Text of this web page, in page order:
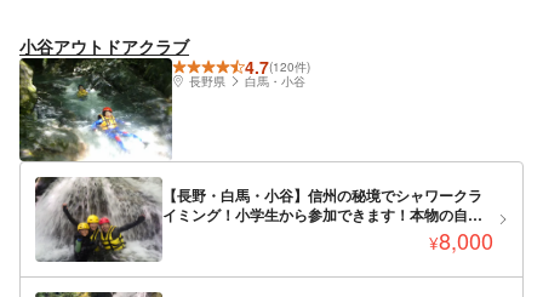
小谷アウトドアクラブ
4.7(120件)
長野県
白馬・小谷
【長野・白馬・小谷】信州の秘境でシャワークラ
イミング！小学生から参加できます！本物の自然
¥8,000